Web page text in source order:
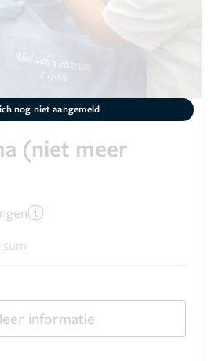
nog niet aangemeld
(niet meer
informatie